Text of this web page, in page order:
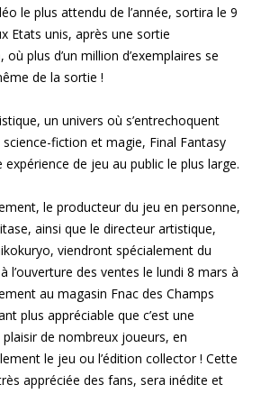
le plus attendu de l’année, sortira le 9
Etats unis, après une sortie
plus d’un million d’exemplaires se
de la sortie !
un univers où s’entrechoquent
fiction et magie, Final Fantasy
de jeu au public le plus large.
le producteur du jeu en personne,
ainsi que le directeur artistique,
viendront spécialement du
l’ouverture des ventes le lundi 8 mars à
au magasin Fnac des Champs
plus appréciable que c’est une
de nombreux joueurs, en
le jeu ou l’édition collector ! Cette
appréciée des fans, sera inédite et